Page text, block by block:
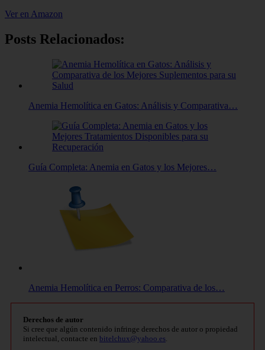
Ver en Amazon
Posts Relacionados:
Anemia Hemolítica en Gatos: Análisis y Comparativa…
Guía Completa: Anemia en Gatos y los Mejores…
Anemia Hemolítica en Perros: Comparativa de los…
Derechos de autor
Si cree que algún contenido infringe derechos de autor o propiedad
intelectual, contacte en bitelchux@yahoo.es.